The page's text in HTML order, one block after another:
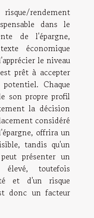
rendement
dans le
de l'épargne,
économique
le niveau
prêt à accepter
Chaque
son propre profil
la décision
considéré
offrira un
tandis qu'un
présenter un
toutefois
et d'un risque
donc un facteur